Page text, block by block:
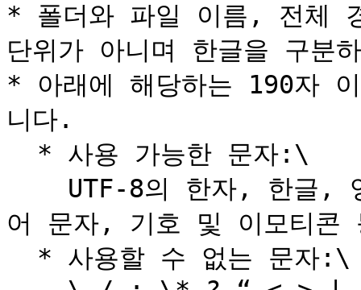
* 폴더와 파일 이름, 전체
단위가 아니며 한글을 구분
* 아래에 해당하는 190자
니다.
어 문자, 기호 및 이모티콘